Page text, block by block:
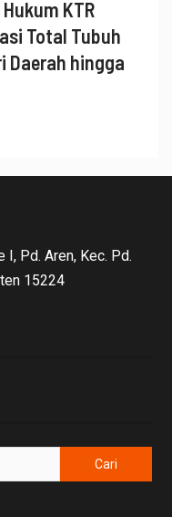
KTR
Total Tubuh
Daerah hingga
I, Pd. Aren, Kec. Pd.
15224